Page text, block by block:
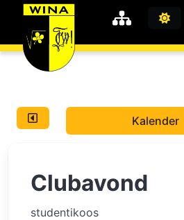
WiNA
Kalender
Clubavond
studentikoos